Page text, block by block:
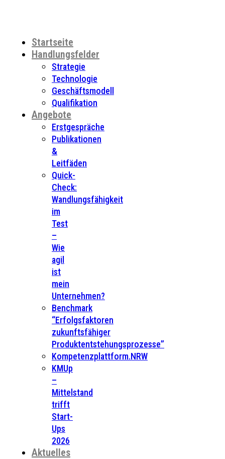
Startseite
Handlungsfelder
Strategie
Technologie
Geschäftsmodell
Qualifikation
Angebote
Erstgespräche
Publikationen
&
Leitfäden
Quick-
Check:
Wandlungsfähigkeit
im
Test
–
Wie
agil
ist
mein
Unternehmen?
Benchmark
“Erfolgsfaktoren
zukunftsfähiger
Produktentstehungsprozesse”
Kompetenzplattform.NRW
KMUp
–
Mittelstand
trifft
Start-
Ups
2026
Aktuelles